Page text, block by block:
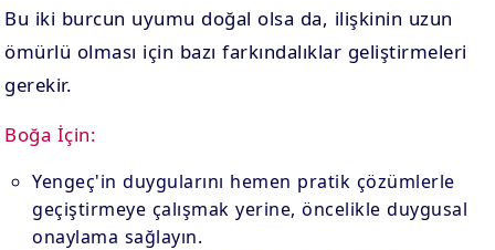
Bu iki burcun uyumu doğal olsa da, ilişkinin uzun
ömürlü olması için bazı farkındalıklar geliştirmeleri
gerekir.
Boğa İçin:
Yengeç'in duygularını hemen pratik çözümlerle
geçiştirmeye çalışmak yerine, öncelikle duygusal
onaylama sağlayın.